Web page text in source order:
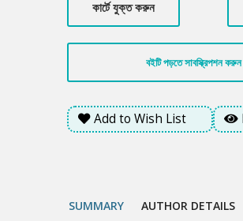
কেড়ে নিল।কার্টে যুক্ত করুন
বইটি পড়তে সাবস্ক্রিপশন করুন
Add to Wish List
SUMMARY AUTHOR DETAILS